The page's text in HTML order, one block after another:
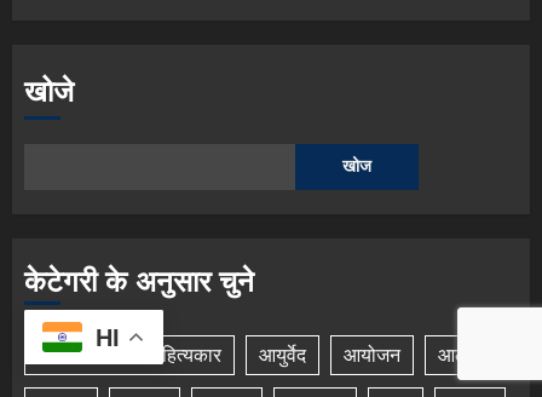
खोजे
खोज
केटेगरी के अनुसार चुने
अन्य भाषाओं के साहित्यकार आयुर्वेद आयोजन
आलेख
HI